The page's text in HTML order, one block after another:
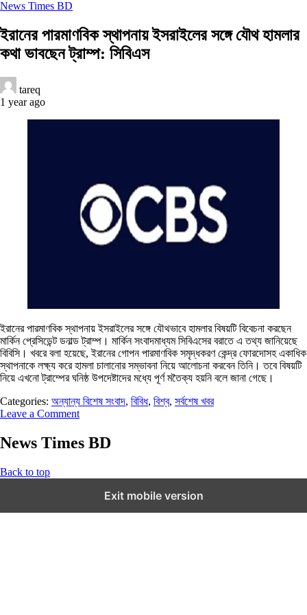
News Times BD
ইরানের পারমাণবিক স্থাপনায় ইসরাইলের সঙ্গে যৌথ হামলার
কথা ভাবছেন ট্রাম্প: সিবিএস
tareq
1 year ago
ইরানের পারমাণবিক স্থাপনায় ইসরাইলের সঙ্গে যৌথভাবে হামলার বিষয়টি বিবেচনা করছেন
মার্কিন প্রেসিডেন্ট ডনাল্ড ট্রাম্প। মার্কিন সংবাদমাধ্যম সিবিএসের বরাতে এ তথ্য জানিয়েছে
বিবিসি। খবরে বলা হয়েছে, ইরানের গোপন পারমাণবিক সমৃদ্ধকরণ কেন্দ্র ফোরদোসহ একাধিক
স্থাপনাকে লক্ষ্য করে হামলা চালানোর সম্ভাবনা নিয়ে আলোচনা করবেন তিনি। তবে বিষয়টি
নিয়ে এখনো ট্রাম্পের ঘনিষ্ঠ উপদেষ্টাদের মধ্যে পূর্ণ মতৈক্য হয়নি বলে জানা গেছে।
Categories: অন্যান্য বিশেষ সংবাদ, বিবিধ, বিশ্ব, সর্বশেষ খবর
Leave a Comment
News Times BD
Back to top
Exit mobile version